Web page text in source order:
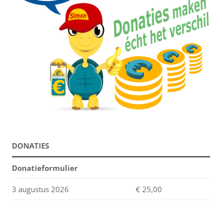
DONATIES
Donatieformulier
3 augustus 2026 € 25,00